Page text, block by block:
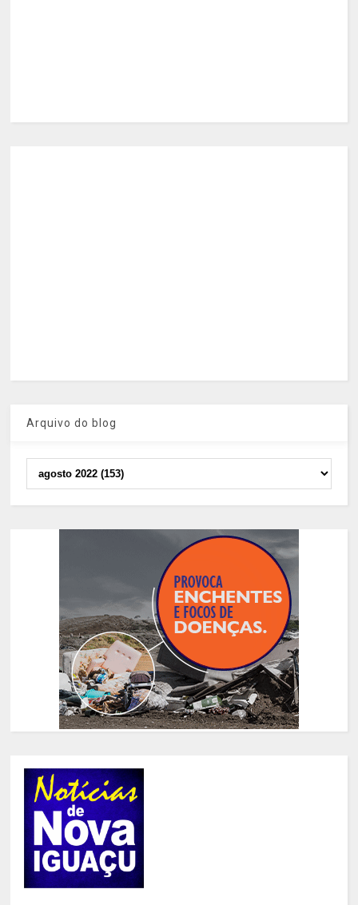
Arquivo do blog